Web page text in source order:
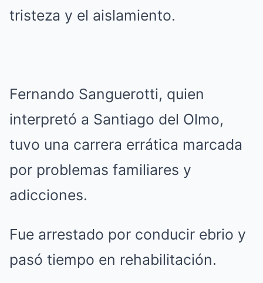
tristeza y el aislamiento.
Fernando Sanguerotti, quien
interpretó a Santiago del Olmo,
tuvo una carrera errática marcada
por problemas familiares y
adicciones.
Fue arrestado por conducir ebrio y
pasó tiempo en rehabilitación.